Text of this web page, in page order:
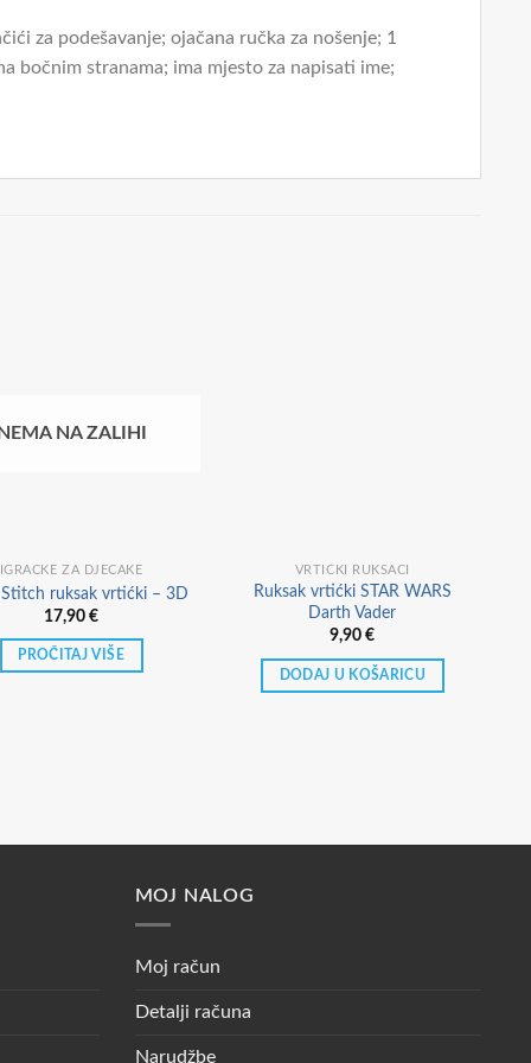
za podešavanje; ojačana ručka za nošenje; 1
bočnim stranama; ima mjesto za napisati ime;
NEMA NA ZALIHI
IGRAČKE ZA DJEČAKE
Stitch ruksak vrtićki – 3D
17,90€
PROČITAJ VIŠE
VRTIĆKI RUKSACI
Ruksak vrtićki STAR WARS
Darth Vader
9,90€
DODAJ U KOŠARICU
MOJ NALOG
Moj račun
Detalji računa
Narudžbe